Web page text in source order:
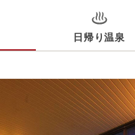
日帰り温泉